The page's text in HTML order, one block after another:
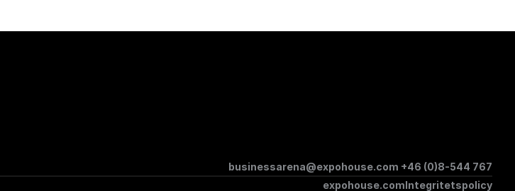
businessarena@expohouse.com +46 (0)8-544 767
expohouse.comIntegritetspolicy